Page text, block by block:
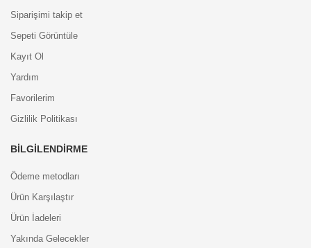
Siparişimi takip et
Sepeti Görüntüle
Kayıt Ol
Yardım
Favorilerim
Gizlilik Politikası
BILGILENDIRME
Ödeme metodları
Ürün Karşılaştır
Ürün İadeleri
Yakında Gelecekler